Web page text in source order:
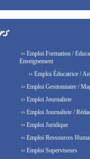
›› Emploi Formation /
Enseignement
›› Emploi Éducatrice /
›› Emploi Gestionnaire /
›› Emploi Journaliste
›› Emploi Journaliste /
›› Emploi Juridique
›› Emploi Ressources
›› Emploi Superviseurs